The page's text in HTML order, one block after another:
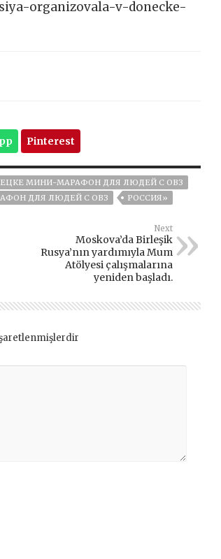
organizovala-v-donecke-
Pinterest
МИНИ-МАРАФОН ДЛЯ ЛЮДЕЙ С ОВЗ
ДЛЯ ЛЮДЕЙ С ОВЗ РОССИЯ»
Next
Moskova’da Birleşik
Rusya’nın yardımıyla Mum
Atölyesi çalışmalarına
yeniden başladı.